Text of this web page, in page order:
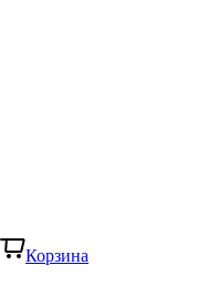
Корзина